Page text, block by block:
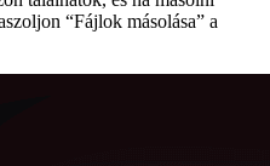
“Fájlok másolása” a